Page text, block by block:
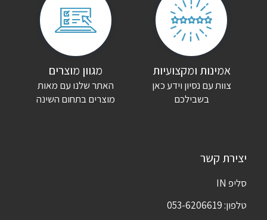
שמור בדפדפן זה את השם, האימייל והאתר שלי לפעם הבאה שאגיב.
אמינות ומקצועיות
צוות עם נסיון וידע כאן
בשבילכם
מגוון מוצרים
האתר שלנו עם מאות
מוצרים בתחום השינה
יצירת קשר
סליפ IN
טלפון:053-6206619